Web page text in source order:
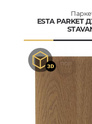
ESTA PARKET